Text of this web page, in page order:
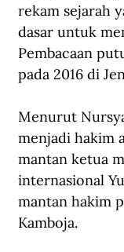
rekam sejarah
dasar untuk
Pembacaan
pada 2016 di
Menurut
menjadi hakim
mantan ketua
internasional
mantan hakim
Kamboja.